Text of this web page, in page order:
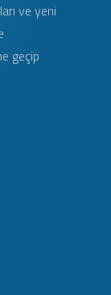
ve yeni
geçip